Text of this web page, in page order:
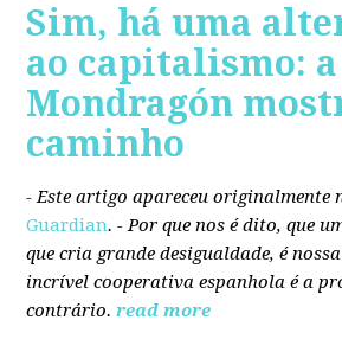
Sim, há uma
ao capitalismo: a
Mondragón
caminho
- Este artigo apareceu originalmente
Guardian. - Por que nos é dito, que
que cria grande desigualdade, é
incrível cooperativa espanhola é a
contrário. read more